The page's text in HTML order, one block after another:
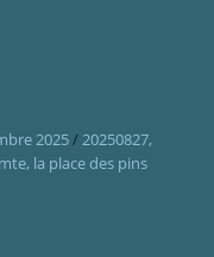
2025/20250827,
la place des pins